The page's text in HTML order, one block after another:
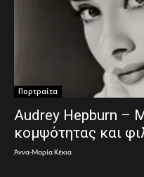
Πορτραίτα
Audrey Hepburn –
κομψότητας και
Άννα-Μαρία Κέκια